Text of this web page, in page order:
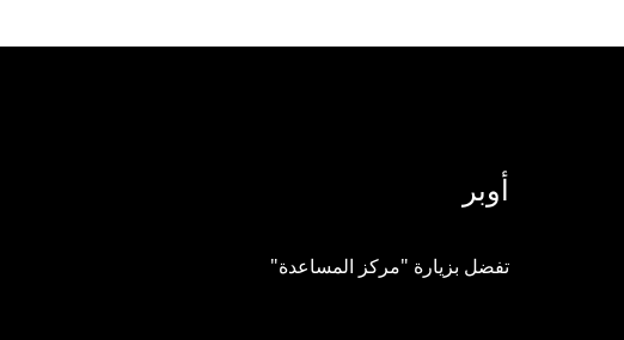
أوبر
تفضل بزيارة "مركز المساعدة"